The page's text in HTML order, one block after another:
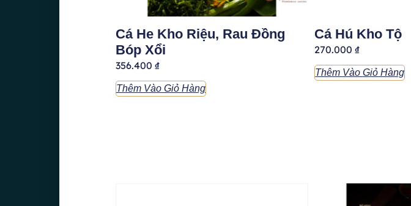
Cá He Kho Riệu, Rau Đồng
Bóp Xổi
356.400 ₫
Thêm Vào Giỏ Hàng
Cá Hú Kho Tộ
270.000₫
Thêm Vào Giỏ Hàng